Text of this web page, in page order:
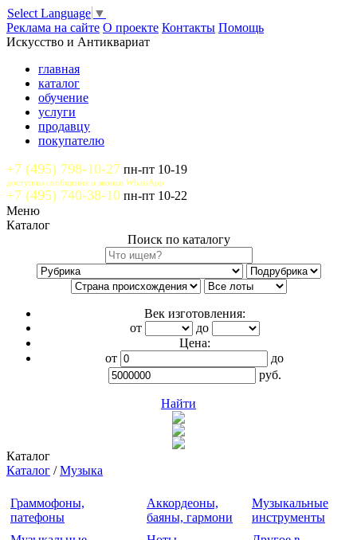
Select Language ▼
Реклама на сайте О проекте Контакты Помощь
Искусство и Антиквариат
главная
каталог
обучение
услуги
продавцу
покупателю
+7 (495) 798-10-27 пн-пт 10-19
доступны сообщения и звонки WhatsApp
+7 (495) 740-38-10 пн-пт 10-22
Меню
Каталог
Поиск по каталогу
Век изготовления:
от
до
Цена:
от
до
руб.
Найти
Каталог
Каталог /Музыка
Граммофоны,
патефоны
Аккордеоны,
баяны, гармони
Музыкальные
инструменты